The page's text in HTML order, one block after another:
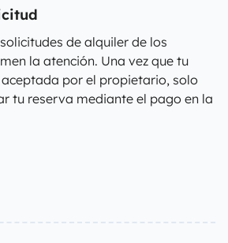
de alquiler de los
la atención. Una vez que tu
por el propietario, solo
tu reserva mediante el pago en la